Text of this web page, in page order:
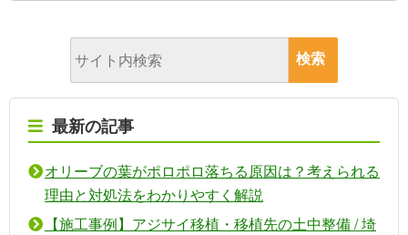
最新の記事
オリーブの葉がポロポロ落ちる原因は？考えられる
理由と対処法をわかりやすく解説
【施工事例】アジサイ移植・移植先の土中整備 / 埼